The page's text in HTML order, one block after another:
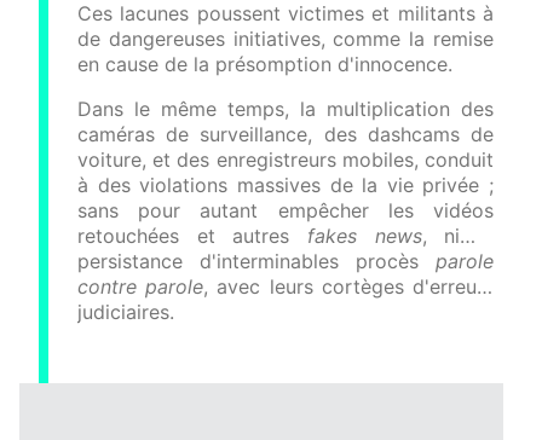
Ces lacunes poussent victimes et militants à
de dangereuses initiatives, comme la remise
en cause de la présomption d'innocence.
Dans le même temps, la multiplication des
caméras de surveillance, des dashcams de
voiture, et des enregistreurs mobiles, conduit
à des violations massives de la vie privée ;
sans pour autant empêcher les vidéos
retouchées et autres fakes news, ni la
persistance d'interminables procès parole
contre parole, avec leurs cortèges d'erreurs
judiciaires.